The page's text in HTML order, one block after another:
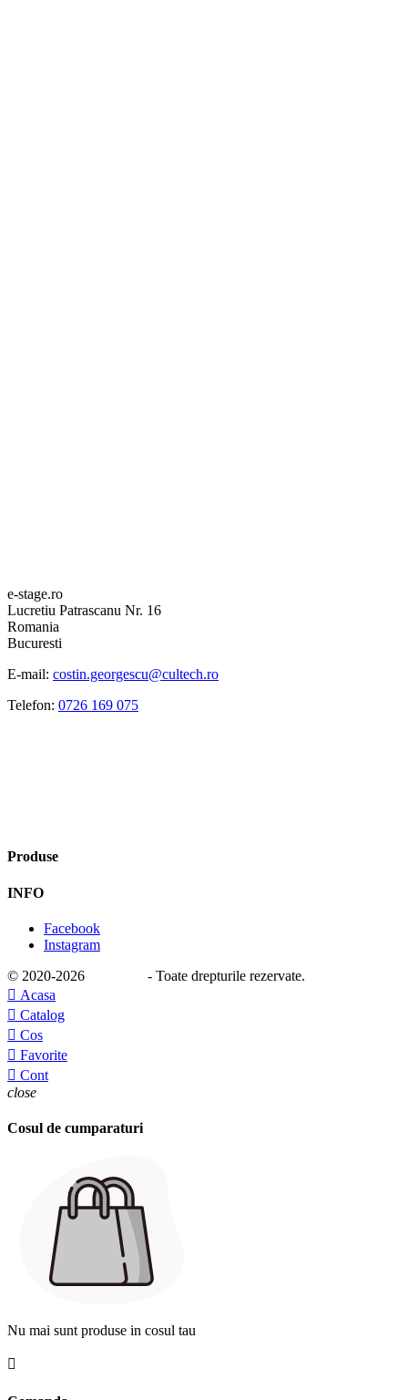
e-stage.ro
Lucretiu Patrascanu Nr. 16
Romania
Bucuresti
E-mail: costin.georgescu@cultech.ro
Telefon: 0726 169 075
Produse
INFO
Facebook
Instagram
© 2020-2026
- Toate drepturile rezervate.
 Acasa
 Catalog
 Cos
 Favorite
 Cont
close
Cosul de cumparaturi
Nu mai sunt produse in cosul tau
